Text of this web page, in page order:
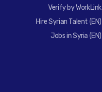
Verify by WorkLink
Hire Syrian Talent (EN)
Jobs in Syria (EN)